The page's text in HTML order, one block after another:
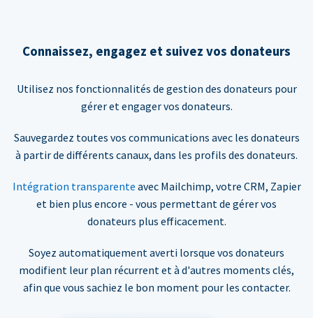
Connaissez, engagez et suivez vos donateurs
Utilisez nos fonctionnalités de gestion des donateurs pour
gérer et engager vos donateurs.
Sauvegardez toutes vos communications avec les donateurs
à partir de différents canaux, dans les profils des donateurs.
Intégration transparente avec Mailchimp, votre CRM, Zapier
et bien plus encore - vous permettant de gérer vos
donateurs plus efficacement.
Soyez automatiquement averti lorsque vos donateurs
modifient leur plan récurrent et à d'autres moments clés,
afin que vous sachiez le bon moment pour les contacter.